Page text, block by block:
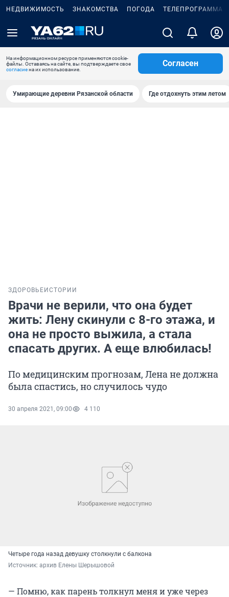
НЕДВИЖИМОСТЬ ЗНАКОМСТВА ПОГОДА ТЕЛЕПРОГРАММА
На информационном ресурсе применяются cookie-
файлы. Оставаясь на сайте, вы подтверждаете свое
согласиена их использование.
Согласен
Умирающие деревни Рязанской области Где отдохнуть этим летом
ЗДОРОВЬЕ ИСТОРИИ
Врачи не верили, что она будет
жить: Лену скинули с 8-го этажа, и
она не просто выжила, а стала
спасать других. А еще влюбилась!
По медицинским прогнозам, Лена не должна
была спастись, но случилось чудо
30 апреля 2021, 09:00 4 110
Четыре года назад девушку столкнули с балкона
Источник: архив Елены Шерышовой
— Помню, как парень толкнул меня и уже через